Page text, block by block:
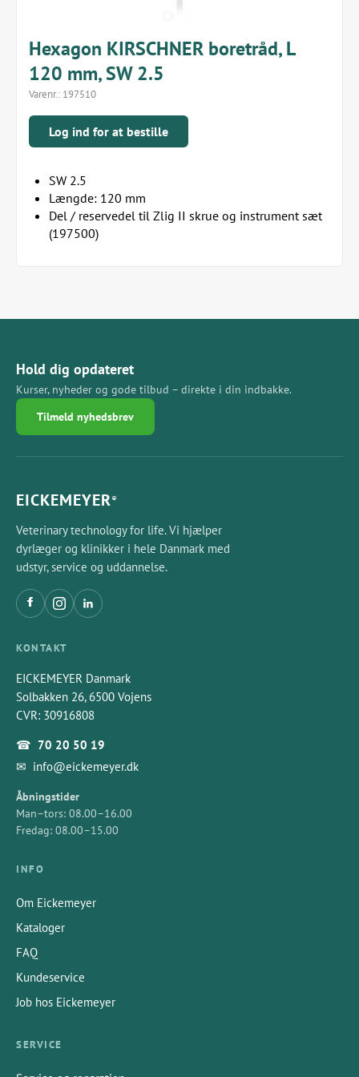
Hexagon KIRSCHNER boretråd, L
120 mm, SW 2.5
Varenr.: 197510
Log ind for at bestille
SW 2.5
Længde: 120 mm
Del / reservedel til Zlig II skrue og instrument sæt
(197500)
Hold dig opdateret
Kurser, nyheder og gode tilbud – direkte i din indbakke.
Tilmeld nyhedsbrev
EICKEMEYER®
Veterinary technology for life. Vi hjælper
dyrlæger og klinikker i hele Danmark med
udstyr, service og uddannelse.
KONTAKT
EICKEMEYER Danmark
Solbakken 26, 6500 Vojens
CVR: 30916808
☎ 70 20 50 19
✉ info@eickemeyer.dk
Åbningstider
Man–tors: 08.00–16.00
Fredag: 08.00–15.00
INFO
Om Eickemeyer
Kataloger
FAQ
Kundeservice
Job hos Eickemeyer
SERVICE